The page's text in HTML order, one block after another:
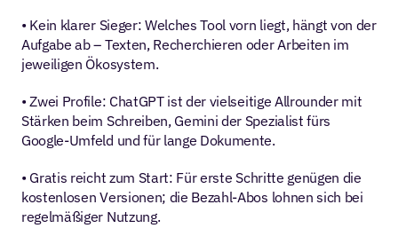
• Kein klarer Sieger: Welches Tool vorn liegt, hängt von der
Aufgabe ab – Texten, Recherchieren oder Arbeiten im
jeweiligen Ökosystem.
• Zwei Profile: ChatGPT ist der vielseitige Allrounder mit
Stärken beim Schreiben, Gemini der Spezialist fürs
Google-Umfeld und für lange Dokumente.
• Gratis reicht zum Start: Für erste Schritte genügen die
kostenlosen Versionen; die Bezahl-Abos lohnen sich bei
regelmäßiger Nutzung.